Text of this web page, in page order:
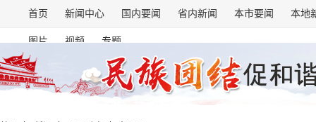
首页 新闻中心 国内要闻 省内新闻 本市要闻 本地
图片 视频 专题